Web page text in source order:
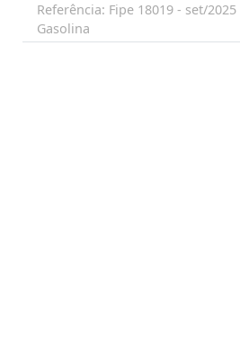
Referência: Fipe 18019 - set/2025
Gasolina